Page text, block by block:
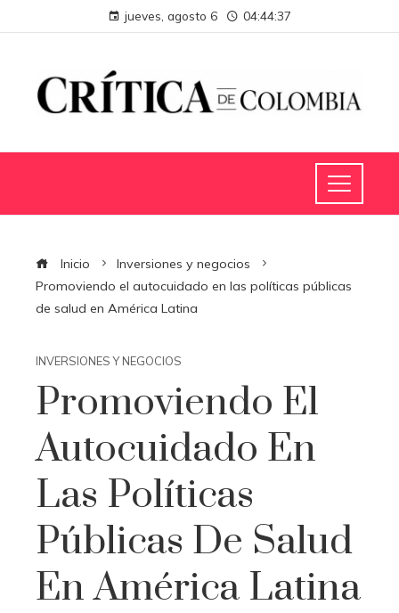
jueves, agosto 6 04:44:38
Inicio
Inversiones y negocios
Promoviendo el autocuidado en las políticas públicas
de salud en América Latina
INVERSIONES Y NEGOCIOS
Promoviendo El
Autocuidado En
Las Políticas
Públicas De Salud
En América Latina